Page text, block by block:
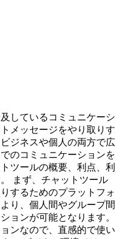
しているコミュニケーシ
メッセージをやり取りす
ジネスや個人の両方で広
のコミュニケーションを
ツールの概要、利点、利
まず、チャットツール
するためのプラットフォ
り、個人間やグループ間
ョンが可能となります。
ンなので、直感的で使い